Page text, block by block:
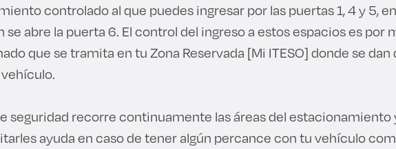
controlado al que puedes ingresar por las puertas 1, 4 y 5,
abre la puerta 6. El control del ingreso a estos espacios es por
que se tramita en tu Zona Reservada [Mi ITESO] donde se dan
seguridad recorre continuamente las áreas del estacionamiento
ayuda en caso de tener algún percance con tu vehículo